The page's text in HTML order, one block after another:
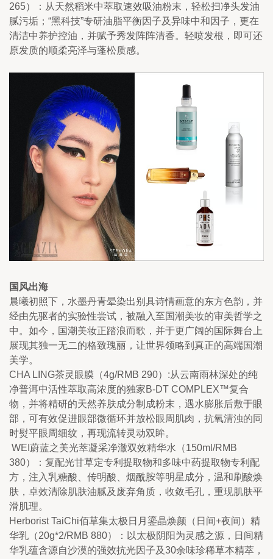
265）：从天然稻米中萃取速效吸油粉末，轻松扫净头发油
腻污垢；“黑科技”专研油脂平衡因子及异味中和因子，更在
清洁中养护控油，并赋予秀发阵阵清香。轻喷发根，即可还
原发质的顺柔亮泽与蓬松质感。
国风出海
晨曦初照下，水墨丹青晕染出别具诗情画意的东方色韵，并
经由先驱者的实验性尝试，被融入至国潮美妆的审美哲学之
中。如今，国潮美妆正踏浪而歌，并于更广阔的国际舞台上
展现其独一无二的格致瑰丽，让世界领略到真正的高端国潮
美学。
CHA LING茶灵眼膜（4g/RMB 290）:从云南雨林深处的纯
净普洱中活性萃取高浓度的独家B-DT COMPLEX™复合
物，并将精研的天然养肤成分制成粉末，遇水膨胀后敷于眼
部，可有效促进眼部微循环并放松眼周肌肉，抗氧清浊的同
时熨平眼周细纹，再现流转灵动双眸。
WEI蔚蓝之美光萃凝采净澈双效精华水（150ml/RMB
380）：复配光甘草定专利提取物和多味中药提取物专利配
方，注入乳糖酸、传明酸、烟酰胺等明星成分，温和刷酸焕
肤，卓效清除肌肤油腻及废弃角质，收敛毛孔，重现肌肤平
滑肌理。
Herborist TaiChi佰草集太极日月鎏晶焕颜（日间+夜间）精
华乳（20g*2/RMB 880）：以太极阴阳为灵感之源，日间精
华乳蕴含源自沙漠的强效抗光因子及30余味珍稀草本精萃，